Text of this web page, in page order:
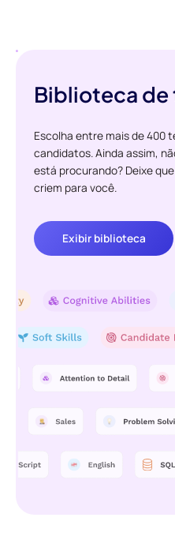
Biblioteca de
Escolha entre mais de 400
candidatos. Ainda assim,
está procurando? Deixe
criem para você.
Exibir biblioteca